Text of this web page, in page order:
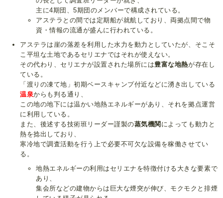
主に4期団、5期団のメンバーで構成されている。
アステラとの間では定期船が就航しており、両拠点間で物
資・情報の流通が盛んに行われている。
アステラは崖の落差を利用した水力を動力としていたが、そこそ
こ平坦な土地であるセリエナではそれが使えない。
その代わり、セリエナが設置された場所には豊富な地熱が存在し
ている。
「渡りの凍て地」初期ベースキャンプ付近などに湧き出している
温泉からも判る通り、
この地の地下には温かい地熱エネルギーがあり、それを拠点運営
に利用している。
また、後述する技術班リーダー謹製の蒸気機関 によっても動力と
熱を捻出しており、
寒冷地で調査活動を行う上で必要不可欠な設備を稼働させてい
る。
地熱エネルギーの利用はセリエナを特徴付ける大きな要素で
あり、
集会所などの建物からは巨大な煙突が伸び、モクモクと排煙